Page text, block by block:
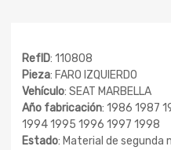
RefID: 110808
Pieza: FARO IZQUIERDO
Vehículo: SEAT MARBELLA
Año fabricación: 1986 1987
1994 1995 1996 1997 1998
Estado: Material de segunda